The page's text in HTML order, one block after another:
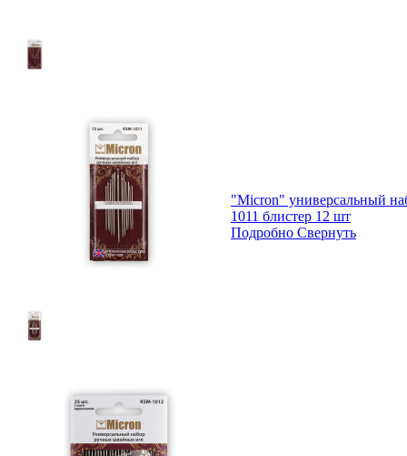
"Micron" универсальный
1011 блистер 12 шт
Подробно Свернуть